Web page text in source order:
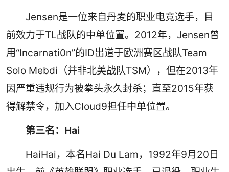
Jensen是一位来自丹麦的职业电竞选手，目
前效力于TL战队的中单位置。2012年，Jensen曾
用“Incarnati0n”的ID出道于欧洲赛区战队Team
Solo Mebdi（并非北美战队TSM），但在2013年
因严重违规行为被拳头永久封杀；直至2015年获
得解禁令，加入Cloud9担任中单位置。
第三名：Hai
HaiHai，本名Hai Du Lam，1992年9月20日